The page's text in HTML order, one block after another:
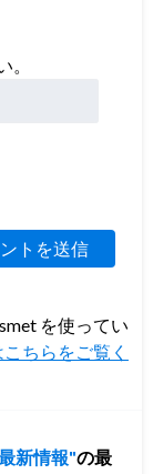
。
を使ってい
ちらをご覧く
新情報 の最